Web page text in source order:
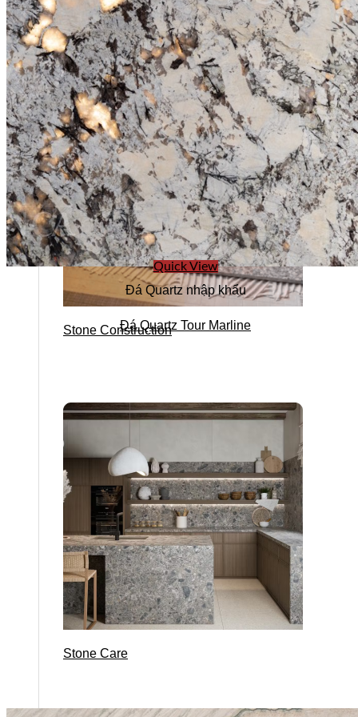
Stone design
Stone Construction
Stone Care
Quick View
Đá Quartz nhập khẩu
Đá Quartz Tour Marline